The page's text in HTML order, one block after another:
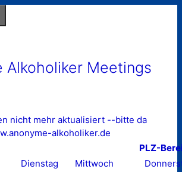
Alkoholiker Meetings
nicht mehr aktualisiert --bitte da
alkoholiker.de
PLZ-
Dienstag Mittwoch